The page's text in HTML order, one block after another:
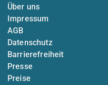
Über uns
Impressum
AGB
Datenschutz
Barrierefreiheit
Presse
Preise